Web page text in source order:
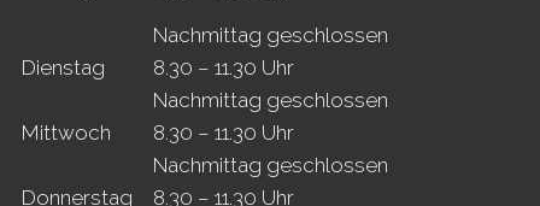
Nachmittag geschlossen
Dienstag
8.30 – 11.30 Uhr
Nachmittag geschlossen
Mittwoch
8.30 – 11.30 Uhr
Nachmittag geschlossen
Donnerstag
8.30 – 11.30 Uhr